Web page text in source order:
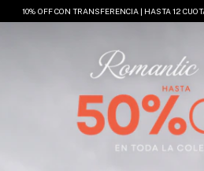
10% OFF CON TRANSFERENCIA | HASTA 12